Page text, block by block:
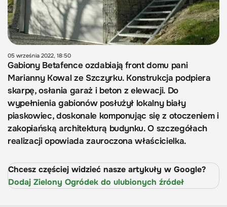
05 września 2022, 18:50
Gabiony Betafence ozdabiają front domu pani
Marianny Kowal ze Szczyrku. Konstrukcja podpiera
skarpę, osłania garaż i beton z elewacji. Do
wypełnienia gabionów posłużył lokalny biały
piaskowiec, doskonale komponując się z otoczeniem i
zakopiańską architekturą budynku. O szczegółach
realizacji opowiada zauroczona właścicielka.
Chcesz częściej widzieć nasze artykuły w Google?
Dodaj Zielony Ogródek do ulubionych źródeł